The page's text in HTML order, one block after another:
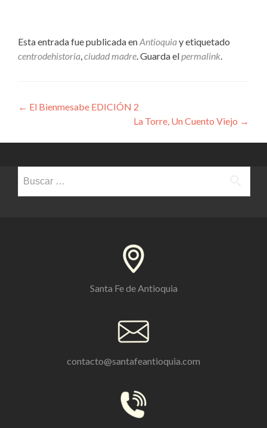
Esta entrada fue publicada enAntioquiay etiquetado
centrodehistoria ciudad madre . Guarda el permalink
Navegación
← El Bienmesabe EDICIÓN 2
La Torre, Un Cuento Viejo →
Santa Fe de Antioquia
contacto@santafeantioquia.com